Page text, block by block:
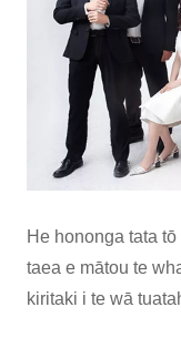
He hononga tata
taea e mātou te
kiritaki i te wā